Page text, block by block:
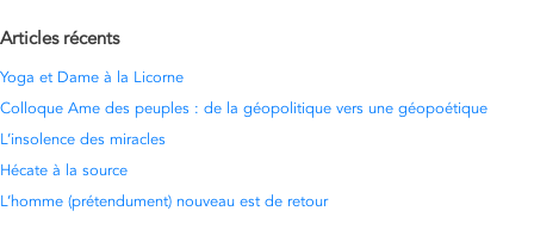
Articles récents
Yoga et Dame à la Licorne
Colloque Ame des peuples : de la géopolitique vers une géopoétique
L’insolence des miracles
Hécate à la source
L’homme (prétendument) nouveau est de retour